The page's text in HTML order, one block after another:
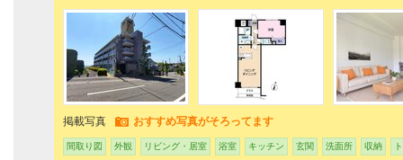
掲載写真 おすすめ写真がそろってます
間取り図 外観 リビング・居室 浴室 キッチン 玄関 洗面所 収納